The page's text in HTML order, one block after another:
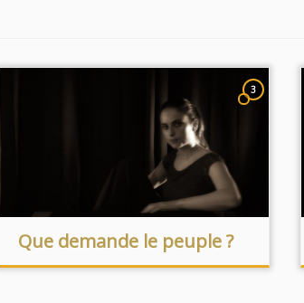
3
Que demande le peuple ?